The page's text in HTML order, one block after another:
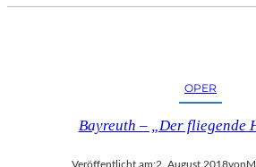
OPER
Bayreuth – „Der fliegende
Veröffentlicht am:2. August 2018von